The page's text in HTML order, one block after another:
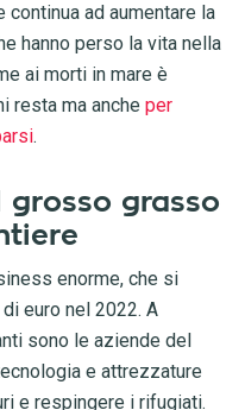
ad aumentare la
hanno perso la vita nella
ai morti in mare è
resta ma anche per
.
grosso grasso
enorme, che si
euro nel 2022. A
sono le aziende del
e attrezzature
e respingere i rifugiati.